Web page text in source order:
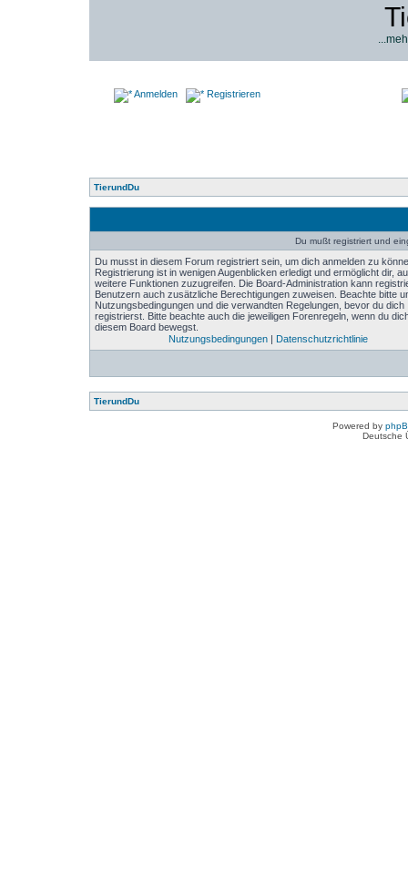
Anmelden Registrieren
TierundDu
Du mußt registriert und
Du musst in diesem Forum registriert sein, um dich anmelden zu
Registrierung ist in wenigen Augenblicken erledigt und ermöglicht dir,
weitere Funktionen zuzugreifen. Die Board-Administration kann
Benutzern auch zusätzliche Berechtigungen zuweisen. Beachte bitte
Nutzungsbedingungen und die verwandten Regelungen, bevor du dich
registrierst. Bitte beachte auch die jeweiligen Forenregeln, wenn du
diesem Board bewegst.
Nutzungsbedingungen| Datenschutzrichtlinie
TierundDu
Powered by
Deutsche